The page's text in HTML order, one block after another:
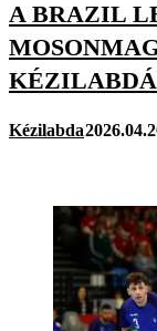
A BRAZIL
Kézilabda